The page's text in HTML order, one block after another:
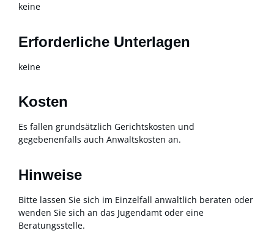
keine
Erforderliche Unterlagen
keine
Kosten
Es fallen grundsätzlich Gerichtskosten und
gegebenenfalls auch Anwaltskosten an.
Hinweise
Bitte lassen Sie sich im Einzelfall anwaltlich beraten oder
wenden Sie sich an das Jugendamt oder eine
Beratungsstelle.